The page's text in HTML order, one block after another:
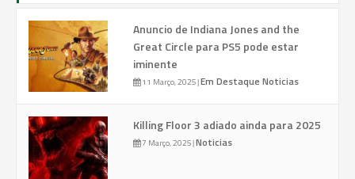
Anuncio de Indiana Jones and the
Great Circle para PS5 pode estar
iminente
11 Março, 2025|Em Destaque Noticias
Killing Floor 3 adiado ainda para 2025
7 Março, 2025|Noticias